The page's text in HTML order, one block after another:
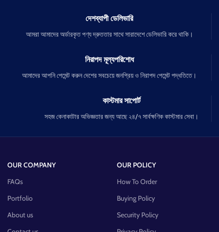
দেশব্যাপী ডেলিভারি
আমরা আমাদের অর্ডারকৃত পণ্য দ্রুততার সাথে সারাদেশে ডেলিভারি করে থাকি।
নিরাপদ মূল্যপরিশোধ
আমাদের আপনি পেমেন্ট করুন দেশের সবচেয়ে জনপ্রিয় ও নিরাপদ পেমেন্ট পদ্ধতিতে।
কাস্টমার সাপোর্ট
সহজ কেনাকাটার অভিজ্ঞতার জন্য আছে ২৪/৭ সার্বক্ষণিক কাস্টমার সেবা।
OUR COMPANY
FAQs
Portfolio
About us
OUR POLICY
How To Order
Buying Policy
Security Policy